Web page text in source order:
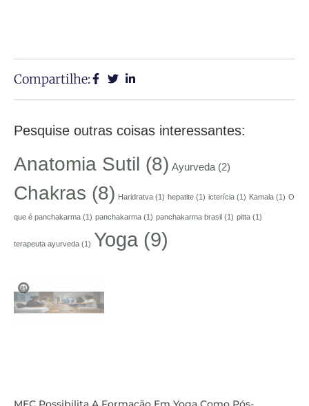
Compartilhe:
Pesquise outras coisas interessantes:
Anatomia Sutil (8) Ayurveda (2)
Chakras (8) Haridratva (1) hepatite (1) icterícia (1) Kamala (1) O
que é panchakarma (1) panchakarma (1) panchakarma brasil (1) pitta (1)
terapeuta ayurveda (1) Yoga (9)